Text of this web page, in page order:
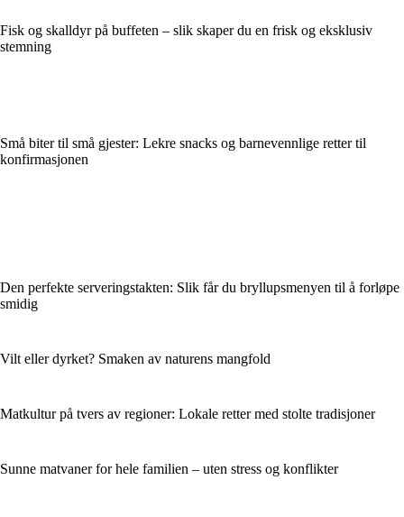
Fisk og skalldyr på buffeten – slik skaper du en frisk og eksklusiv
stemning
Små biter til små gjester: Lekre snacks og barnevennlige retter til
konfirmasjonen
Den perfekte serveringstakten: Slik får du bryllupsmenyen til å forløpe
smidig
Vilt eller dyrket? Smaken av naturens mangfold
Matkultur på tvers av regioner: Lokale retter med stolte tradisjoner
Sunne matvaner for hele familien – uten stress og konflikter